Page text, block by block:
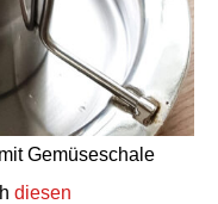
Gemüseschale
diesen